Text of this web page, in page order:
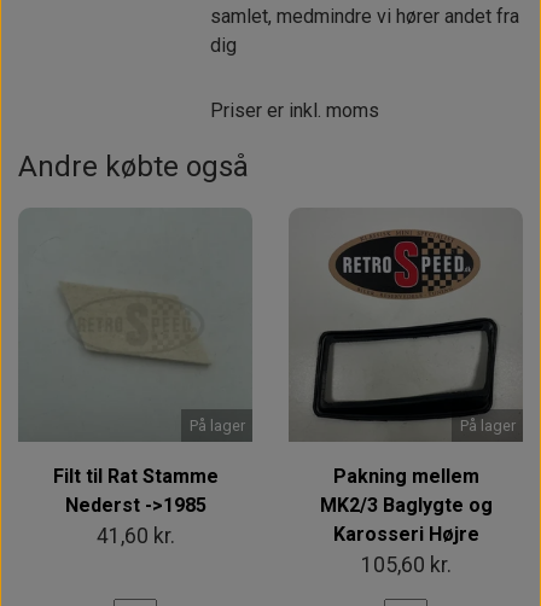
samlet, medmindre vi hører andet fra
dig
Priser er inkl. moms
Andre købte også
På lager
Filt til Rat Stamme
Nederst ->1985
41,60 kr.
På lager
Pakning mellem
MK2/3 Baglygte og
Karosseri Højre
105,60 kr.